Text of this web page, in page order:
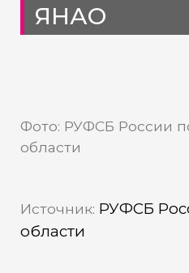
ЯНАО
Фото: РУФСБ России
области
Источник: РУФСБ
области